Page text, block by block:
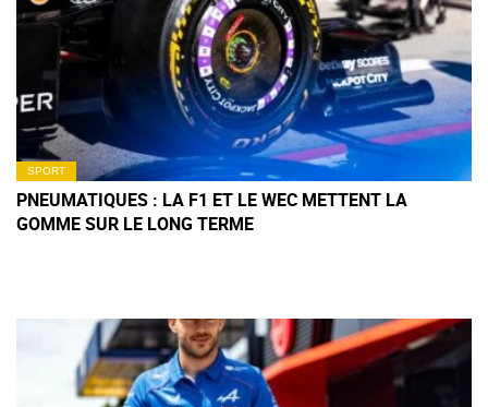
SPORT
PNEUMATIQUES : LA F1 ET LE WEC METTENT LA
GOMME SUR LE LONG TERME